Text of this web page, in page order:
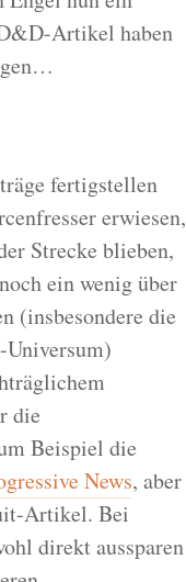
Artikel haben
fertigstellen
erwiesen,
Strecke blieben,
ein wenig über
(insbesondere die
die
Beispiel die
News, aber
Artikel. Bei
direkt aussparen